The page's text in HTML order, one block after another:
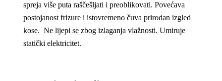
spreja više puta raščešljati i preoblikovati. Povećava
postojanost frizure i istovremeno čuva prirodan izgled
kose. Ne lijepi se zbog izlaganja vlažnosti. Umiruje
statički elektricitet.